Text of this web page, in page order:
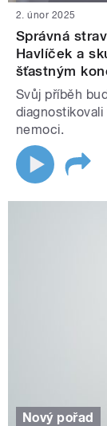
2. únor 2025
Správná
Havlíček a
šťastným
Svůj příběh
nemoci.
Nový pořad